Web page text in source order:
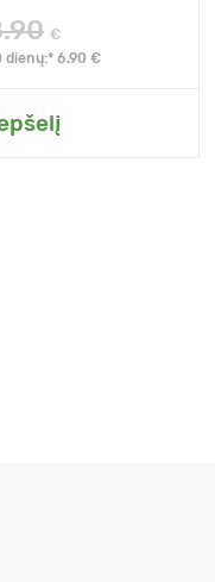
€
dienų:* 6.90 €